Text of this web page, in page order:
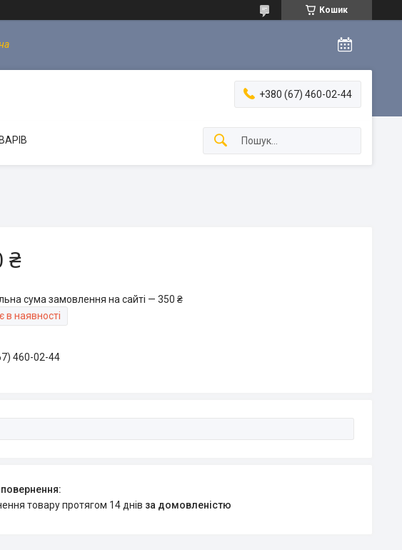
Кошик
+380 (67) 460-02-44
₴
сума замовлення на сайті — 350 ₴
в наявності
460-02-44
товару протягом 14 днів за домовленістю